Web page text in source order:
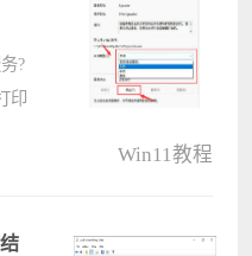
?
印
Win11教程